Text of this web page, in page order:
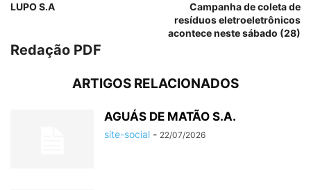
LUPO S.A
Campanha de coleta de
resíduos eletroeletrônicos
acontece neste sábado (28)
Redação PDF
ARTIGOS RELACIONADOS
AGUÁS DE MATÃO S.A.
site-social - 22/07/2026